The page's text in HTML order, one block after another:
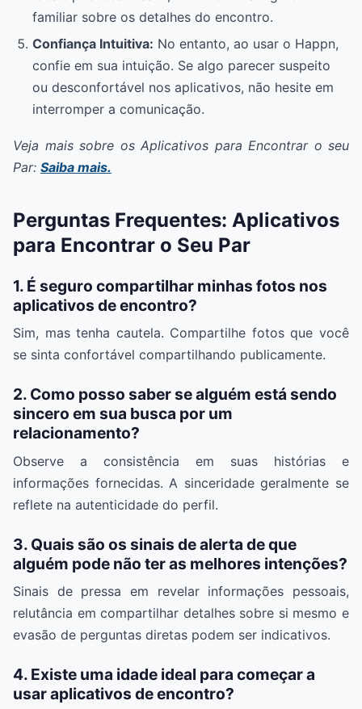
familiar sobre os detalhes do encontro.
Confiança Intuitiva: No entanto, ao usar o Happn,
confie em sua intuição. Se algo parecer suspeito
ou desconfortável nos aplicativos, não hesite em
interromper a comunicação.
Veja mais sobre os Aplicativos para Encontrar o seu
Par: Saiba mais.
Perguntas Frequentes: Aplicativos
para Encontrar o Seu Par
1. É seguro compartilhar minhas fotos nos
aplicativos de encontro?
Sim, mas tenha cautela. Compartilhe fotos que você
se sinta confortável compartilhando publicamente.
2. Como posso saber se alguém está sendo
sincero em sua busca por um
relacionamento?
Observe a consistência em suas histórias e
informações fornecidas. A sinceridade geralmente se
reflete na autenticidade do perfil.
3. Quais são os sinais de alerta de que
alguém pode não ter as melhores intenções?
Sinais de pressa em revelar informações pessoais,
relutância em compartilhar detalhes sobre si mesmo e
evasão de perguntas diretas podem ser indicativos.
4. Existe uma idade ideal para começar a
usar aplicativos de encontro?